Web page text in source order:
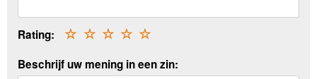
Rating: ☆
☆
☆
☆
☆
Beschrijf uw mening in een zin: